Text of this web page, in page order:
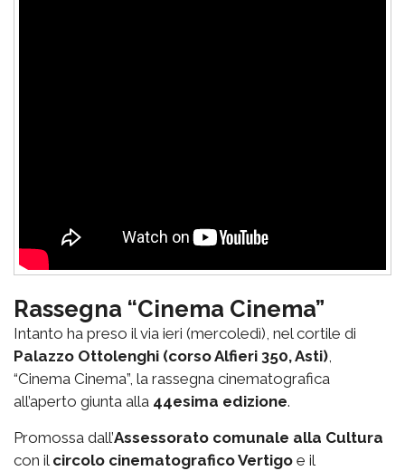
Rassegna “Cinema Cinema”
Intanto ha preso il via ieri (mercoledì), nel cortile di
Palazzo Ottolenghi (corso Alfieri 350, Asti),
“Cinema Cinema”, la rassegna cinematografica
all’aperto giunta alla 44esima edizione.
Promossa dall’Assessorato comunale alla Cultura
con il circolo cinematografico Vertigo e il